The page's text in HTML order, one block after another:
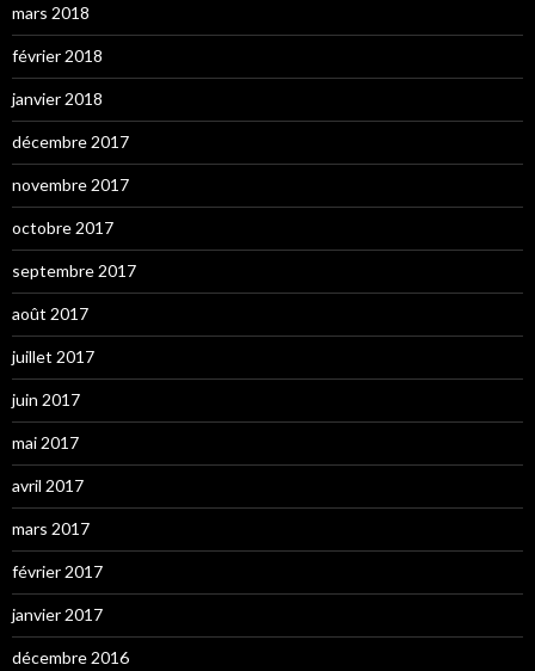
mars 2018
février 2018
janvier 2018
décembre 2017
novembre 2017
octobre 2017
septembre 2017
août 2017
juillet 2017
juin 2017
mai 2017
avril 2017
mars 2017
février 2017
janvier 2017
décembre 2016